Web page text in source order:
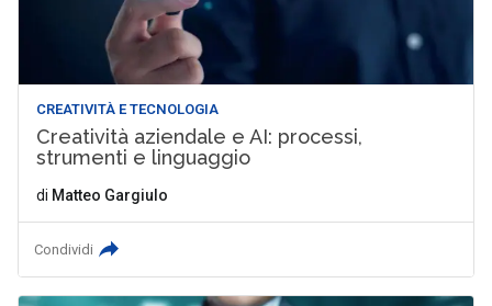
CREATIVITÀ E TECNOLOGIA
Creatività aziendale e AI: processi,
strumenti e linguaggio
di Matteo Gargiulo
Condividi